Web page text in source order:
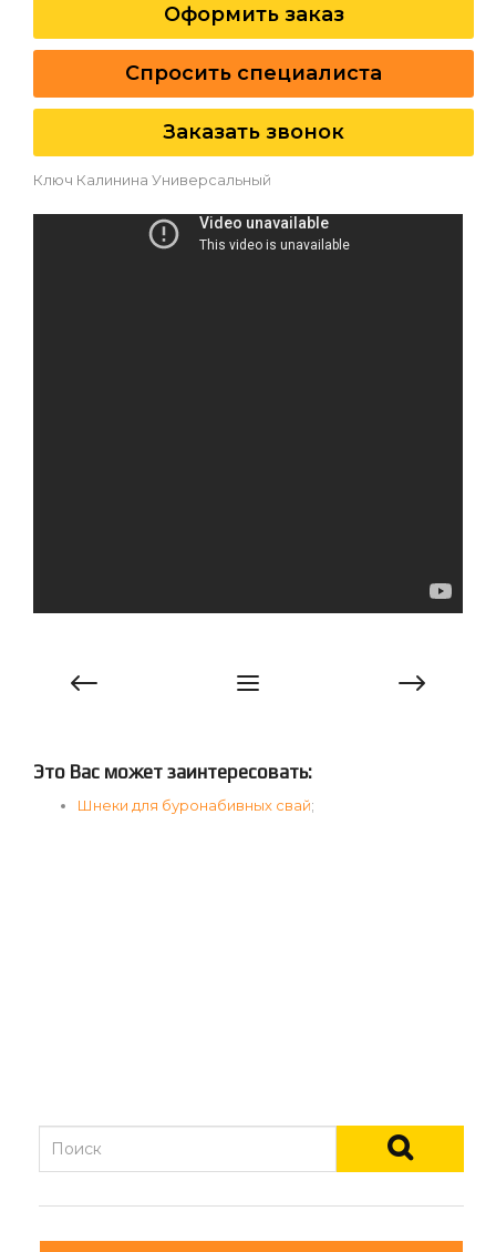
Оформить заказ
Спросить специалиста
Заказать звонок
Ключ Калинина Универсальный
Это Вас может заинтересовать:
Шнеки для буронабивных свай;